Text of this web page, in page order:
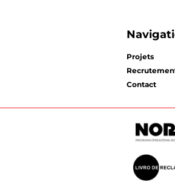
Projets
Contact